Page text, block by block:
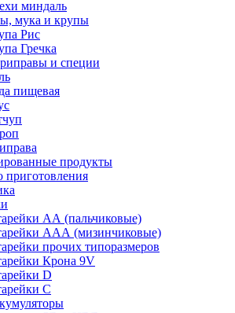
миндаль
мука и крупы
Рис
Гречка
и специи
пищевая
продукты
приготовления
АА (пальчиковые)
ААА (мизинчиковые)
прочих типоразмеров
Крона 9V
D
С